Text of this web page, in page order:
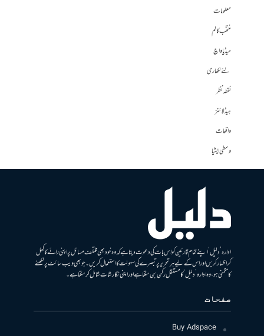
معلومات
منتخب کالم
میڈیا واچ
نئے لکھاری
نقطہ نظر
ہیڈلائنز
واقعات
وسطی ایشیا
ادارہ ’دلیل‘ اپنے تمام قارئین کو اس بات کی دعوت دیتا ہے کہ وہ خود بھی مختلف مسائل پر اپنی رائے کا کھل
کر اظہار کریں اور اس کے لیے ہر تحریر پر تبصرے کی سہولت کا استعمال کریں۔ جو بھی ویب سائٹ پر لکھنے
کا متمنی ہو، وہ ادارہ ’دلیل‘ کا مستقل رکن بن سکتا ہے اور اپنی نگارشات شامل کرسکتا ہے۔
صفحات
Buy Adspace